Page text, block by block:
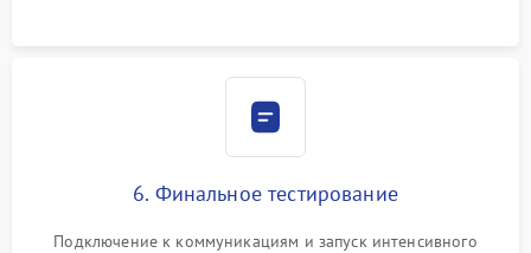
6. Финальное тестирование
Подключение к коммуникациям и запуск интенсивного